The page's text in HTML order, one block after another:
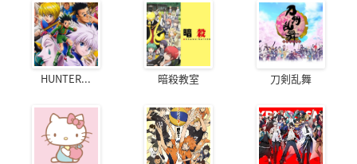
HUNTER... 暗殺教室 刀剣乱舞